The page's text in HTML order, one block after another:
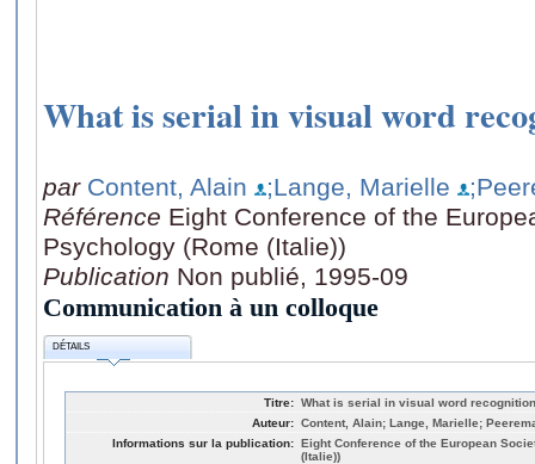
What is serial in visual word
par Content, Alain ;Lange, Marielle
Référence Eight Conference of the
Psychology (Rome (Italie))
Publication Non publié, 1995-09
Communication à un colloque
DÉTAILS
Titre: What is serial in visual word recognition
Auteur: Content, Alain; Lange, Marielle;
Informations sur la publication: Eight Conference of the European
(Italie))